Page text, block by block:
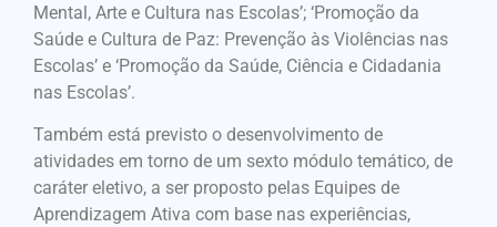
Mental, Arte e Cultura nas Escolas’; ‘Promoção da
Saúde e Cultura de Paz: Prevenção às Violências nas
Escolas’ e ‘Promoção da Saúde, Ciência e Cidadania
nas Escolas’.
Também está previsto o desenvolvimento de
atividades em torno de um sexto módulo temático, de
caráter eletivo, a ser proposto pelas Equipes de
Aprendizagem Ativa com base nas experiências,